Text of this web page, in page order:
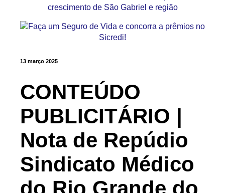
13 março 2025
CONTEÚDO
PUBLICITÁRIO |
Nota de Repúdio
Sindicato Médico
do Rio Grande do